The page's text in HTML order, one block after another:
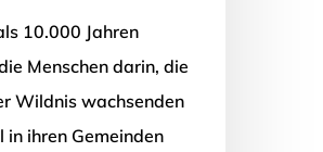
10.000 Jahren
Menschen darin, die
Wildnis wachsenden
ihren Gemeinden